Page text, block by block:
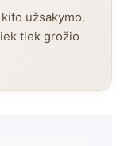
užsakymo.
tiek grožio